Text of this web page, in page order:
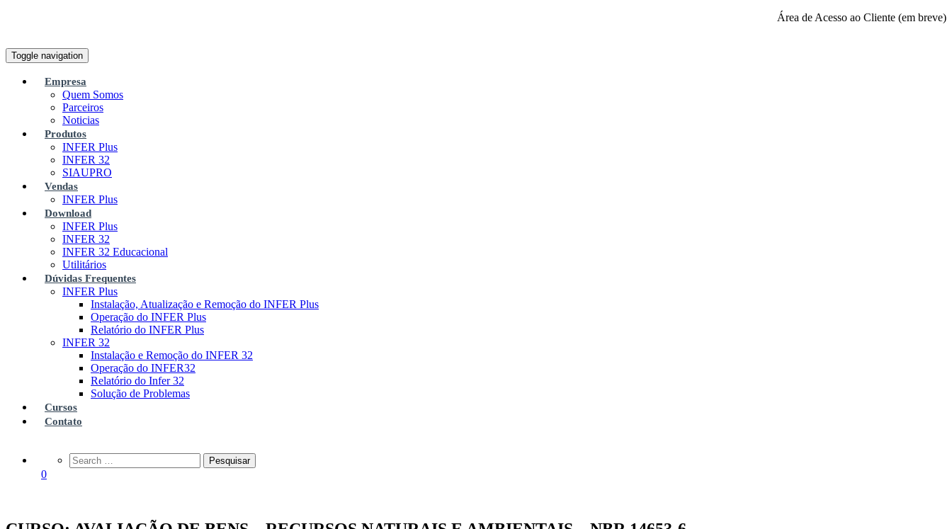
Área de Acesso ao Cliente (em breve)
Toggle navigation
Empresa
Quem Somos
Parceiros
Noticias
Produtos
INFER Plus
INFER 32
SIAUPRO
Vendas
INFER Plus
Download
INFER Plus
INFER 32
INFER 32 Educacional
Utilitários
Dúvidas Frequentes
INFER Plus
Instalação, Atualização e Remoção do INFER Plus
Operação do INFER Plus
Relatório do INFER Plus
INFER 32
Instalação e Remoção do INFER 32
Operação do INFER32
Relatório do Infer 32
Solução de Problemas
Cursos
Contato
0